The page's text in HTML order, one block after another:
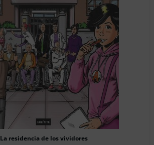
La residencia de los vividores